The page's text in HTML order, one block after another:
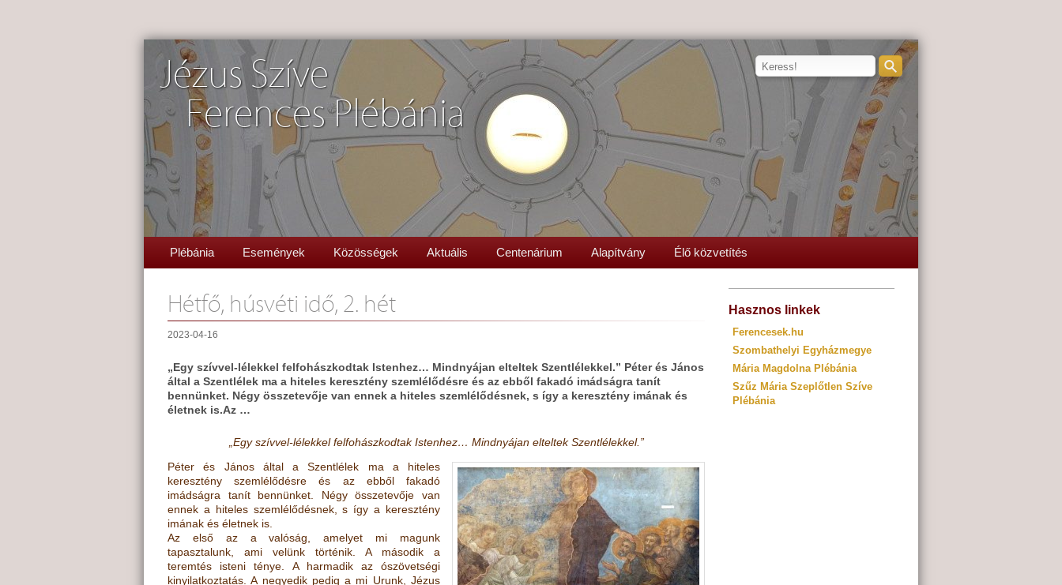
Jézus Szíve
Ferences Plébánia
Plébánia Események Közösségek Aktuális Centenárium Alapítvány Élő közvetítés
Hétfő, húsvéti idő, 2. hét
2023-04-16
„Egy szívvel-lélekkel felfohászkodtak Istenhez… Mindnyájan elteltek Szentlélekkel.” Péter és János
által a Szentlélek ma a hiteles keresztény szemlélődésre és az ebből fakadó imádságra tanít
bennünket. Négy összetevője van ennek a hiteles szemlélődésnek, s így a keresztény imának és
életnek is.Az …
„Egy szívvel-lélekkel felfohászkodtak Istenhez… Mindnyájan elteltek Szentlélekkel.”
Péter és János által a Szentlélek ma a hiteles
keresztény szemlélődésre és az ebből fakadó
imádságra tanít bennünket. Négy összetevője van
ennek a hiteles szemlélődésnek, s így a keresztény
imának és életnek is.
Az első
az a valóság, amelyet mi magunk
tapasztalunk, ami velünk történik. A második a
teremtés isteni ténye. A harmadik az ószövetségi
kinyilatkoztatás. A negyedik pedig a mi Urunk, Jézus
Hasznos linkek
Ferencesek.hu
Szombathelyi Egyházmegye
Mária Magdolna Plébánia
Szűz Mária Szeplőtlen Szíve
Plébánia